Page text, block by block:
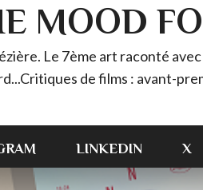
MOOD
Le 7ème art raconté
de films : avant-
LINKEDIN X